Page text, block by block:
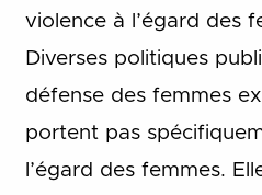
violence à l’égard des
Diverses politiques
défense des femmes
portent pas
l’égard des femmes.